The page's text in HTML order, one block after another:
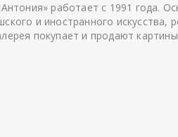
работает с 1991 года.
и иностранного искусства,
покупает и продают